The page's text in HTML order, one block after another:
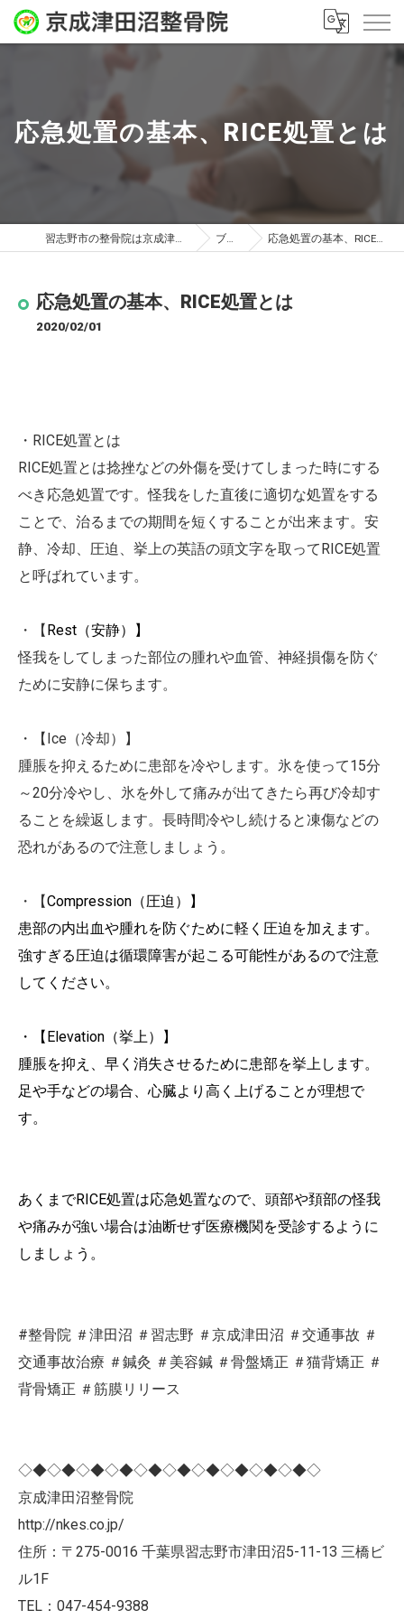
応急処置の基本、RICE処置とは
習志野市の整骨院は京成津田沼整骨院 ブログ 応急処置の基本、RICE処置とは
応急処置の基本、RICE処置とは
2020/02/01
・RICE処置とは
RICE処置とは捻挫などの外傷を受けてしまった時にする
べき応急処置です。怪我をした直後に適切な処置をする
ことで、治るまでの期間を短くすることが出来ます。安
静、冷却、圧迫、挙上の英語の頭文字を取ってRICE処置
と呼ばれています。
・【Rest （安静）】
怪我をしてしまった部位の腫れや血管、神経損傷を防ぐ
ために安静に保ちます。
・【Ice（冷却）】
腫脹を抑えるために患部を冷やします。氷を使って15分
～20分冷やし、氷を外して痛みが出てきたら再び冷却す
ることを繰返します。長時間冷やし続けると凍傷などの
恐れがあるので注意しましょう。
・【Compression （圧迫）】
患部の内出血や腫れを防ぐために軽く圧迫を加えます。
強すぎる圧迫は循環障害が起こる可能性があるので注意
してください。
・【Elevation（挙上）】
腫脹を抑え、早く消失させるために患部を挙上します。
足や手などの場合、心臓より高く上げることが理想で
す。
あくまでRICE処置は応急処置なので、頭部や頚部の怪我
や痛みが強い場合は油断せず医療機関を受診するように
しましょう。
#整骨院 ＃津田沼 ＃習志野 ＃京成津田沼 ＃交通事故 ＃
交通事故治療 ＃鍼灸 ＃美容鍼 ＃骨盤矯正 ＃猫背矯正 ＃
背骨矯正 ＃筋膜リリース
◇◆◇◆◇◆◇◆◇◆◇◆◇◆◇◆◇◆◇◆◇
京成津田沼整骨院
http://nkes.co.jp/
住所：〒275-0016 千葉県習志野市津田沼5-11-13 三橋ビ
ル1F
TEL：047-454-9388